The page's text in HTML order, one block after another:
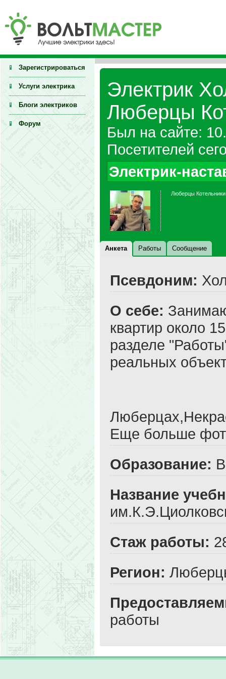
Зарегистрироваться
Услуги электрика
Блоги электриков
Форум
Электрик
Люберцы
Был на сайте:
Посетителей
Электрик-
Люберцы
Анкета Работы Сообщение
Псевдоним:
О себе:
квартир около
разделе
реальных
Еще больше
Образование:
Название
Стаж работы:
Регион:
работы